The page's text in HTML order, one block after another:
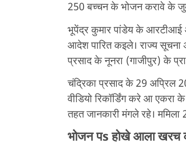
250 बच्चन के भोजन करावे के
भूपेंद्र कुमार पांडेय के आरटीआई
आदेश पारित कइले। राज्य सूचना
प्रसाद के नूनरा (गाजीपुर) के
चंद्रिका प्रसाद के 29 अप्रिल
वीडियो रिकॉर्डिंग करे आ
तहत जानकारी मंगले रहे।
भोजन पs होखे आला खरच